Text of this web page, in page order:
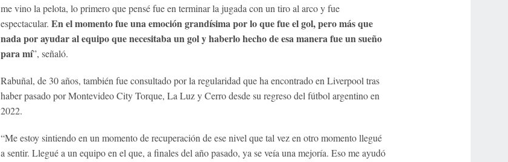
me vino la pelota, lo primero que pensé fue en terminar la jugada con un tiro al arco y fue
espectacular. En el momento fue una emoción grandísima por lo que fue el gol, pero más que
nada por ayudar al equipo que necesitaba un gol y haberlo hecho de esa manera fue un sueño
para mí”, señaló.
Rabuñal, de 30 años, también fue consultado por la regularidad que ha encontrado en Liverpool tras
haber pasado por Montevideo City Torque, La Luz y Cerro desde su regreso del fútbol argentino en
2022.
“Me estoy sintiendo en un momento de recuperación de ese nivel que tal vez en otro momento llegué
a sentir. Llegué a un equipo en el que, a finales del año pasado, ya se veía una mejoría. Eso me ayudó